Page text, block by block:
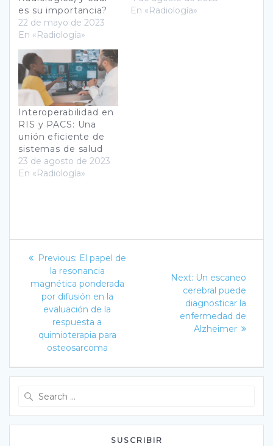
es su importancia?
22 de mayo de 2023
En «Radiología»
En «Radiología»
Interoperabilidad en
RIS y PACS: Una
unión eficiente de
sistemas de salud
23 de agosto de 2023
En «Radiología»
Navegación
de
entradas
Previous: Previous
post:
El papel de
la resonancia
magnética ponderada
por difusión en la
evaluación de la
respuesta a
quimioterapia para
osteosarcoma
Next: Next
post:
Un escaneo
cerebral puede
diagnosticar la
enfermedad de
Alzheimer
SUSCRIBIR